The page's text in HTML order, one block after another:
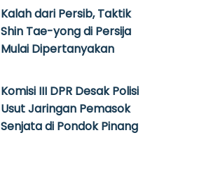
Kalah dari Persib, Taktik
Shin Tae-yong di Persija
Mulai Dipertanyakan
Komisi III DPR Desak Polisi
Usut Jaringan Pemasok
Senjata di Pondok Pinang